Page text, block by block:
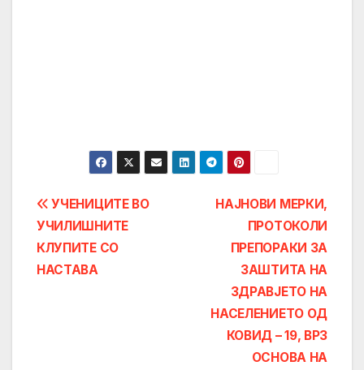
Post
navigation
НАЈНОВИ МЕРКИ,
ПРОТОКОЛИ
ПРЕПОРАКИ ЗА
ЗАШТИТА НА
ЗДРАВЈЕТО НА
НАСЕЛЕНИЕТО ОД
КОВИД – 19, ВРЗ
ОСНОВА НА
УЧЕНИЦИТЕ ВО
УЧИЛИШНИТЕ
КЛУПИТЕ СО
НАСТАВА